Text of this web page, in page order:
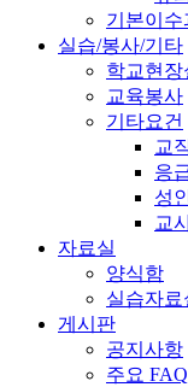
기본이수
실습/봉사/기타
학교현장
교육봉사
기타요건
교
응
성
교
자료실
양식함
실습자료
게시판
공지사항
주요 FAQ